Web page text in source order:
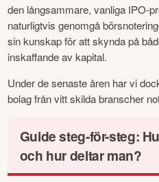
den långsammare, vanliga IPO-
naturligtvis genomgå
sin kunskap för att skynda på
inskaffande av kapital.
Under de senaste åren har vi
bolag från vitt skilda branscher
Guide steg-för-steg:
och hur deltar man?